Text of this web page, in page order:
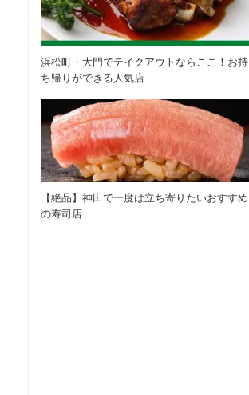
浜松町・大門でテイクアウトならここ！お持
ち帰りができる人気店
【絶品】神田で一度は立ち寄りたいおすすめ
の寿司店